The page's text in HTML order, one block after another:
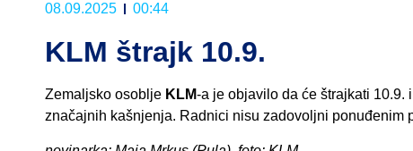
08.09.2025 00:44
KLM štrajk 10.9.
Zemaljsko osoblje KLM-a je objavilo da će štrajkati 10.9.
značajnih kašnjenja. Radnici nisu zadovoljni ponuđenim